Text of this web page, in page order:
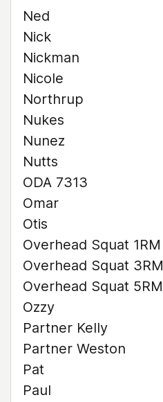
Ned
Nick
Nickman
Nicole
Northrup
Nukes
Nunez
Nutts
ODA 7313
Omar
Otis
Overhead Squat 1RM
Overhead Squat 3RM
Overhead Squat 5RM
Ozzy
Partner Kelly
Partner Weston
Pat
Paul